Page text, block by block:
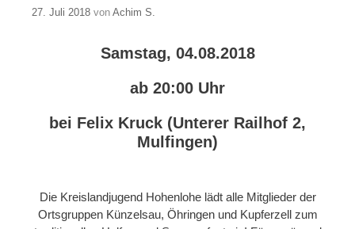
27. Juli 2018 von Achim S.
Samstag, 04.08.2018
ab 20:00 Uhr
bei Felix Kruck (Unterer Railhof 2,
Mulfingen)
Die Kreislandjugend Hohenlohe lädt alle Mitglieder der
Ortsgruppen Künzelsau, Öhringen und Kupferzell zum